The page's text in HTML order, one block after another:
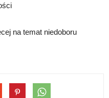
na temat niedoboru